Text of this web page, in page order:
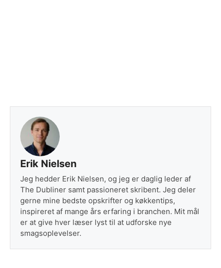
Erik Nielsen
Jeg hedder Erik Nielsen, og jeg er daglig leder af
The Dubliner samt passioneret skribent. Jeg deler
gerne mine bedste opskrifter og køkkentips,
inspireret af mange års erfaring i branchen. Mit mål
er at give hver læser lyst til at udforske nye
smagsoplevelser.